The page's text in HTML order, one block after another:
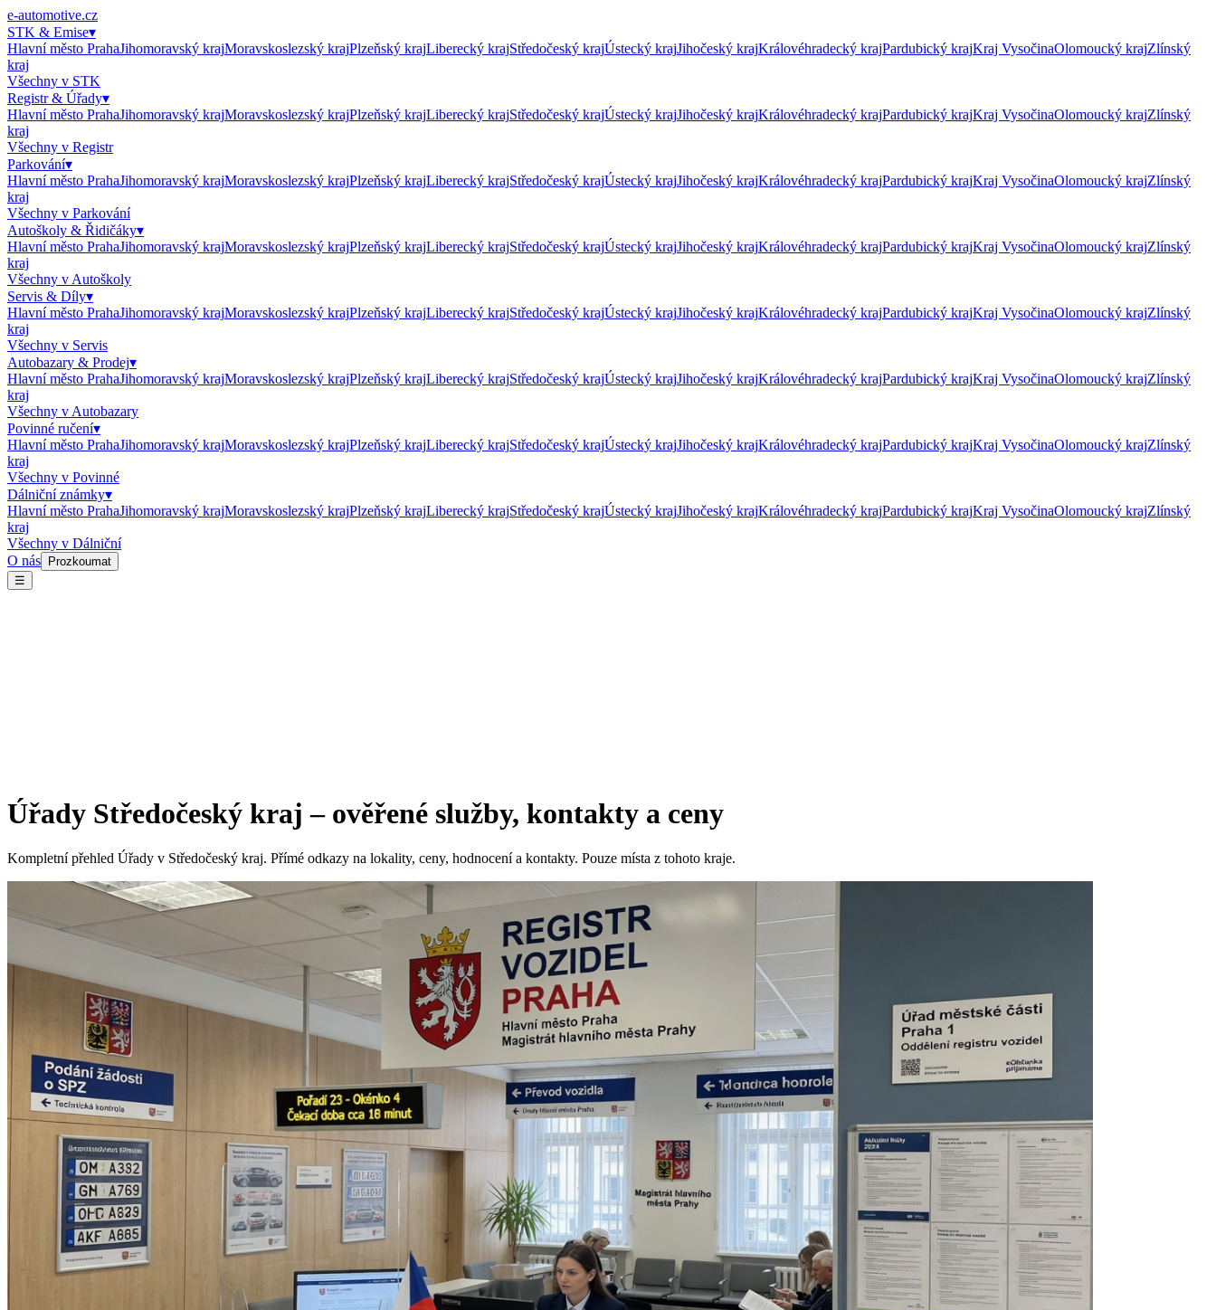
e-automotive.cz
STK & Emise▾
Hlavní město PrahaJihomoravský krajMoravskoslezský krajPlzeňský krajLiberecký krajStředočeský krajÚstecký krajJihočeský krajKrálovéhradecký krajPardubický krajKraj VysočinaOlomoucký krajZlínský
kraj
Všechny v STK
Registr & Úřady▾
Hlavní město PrahaJihomoravský krajMoravskoslezský krajPlzeňský krajLiberecký krajStředočeský krajÚstecký krajJihočeský krajKrálovéhradecký krajPardubický krajKraj VysočinaOlomoucký krajZlínský
kraj
Všechny v Registr
Parkování▾
Hlavní město PrahaJihomoravský krajMoravskoslezský krajPlzeňský krajLiberecký krajStředočeský krajÚstecký krajJihočeský krajKrálovéhradecký krajPardubický krajKraj VysočinaOlomoucký krajZlínský
kraj
Všechny v Parkování
Autoškoly & Řidičáky▾
Hlavní město PrahaJihomoravský krajMoravskoslezský krajPlzeňský krajLiberecký krajStředočeský krajÚstecký krajJihočeský krajKrálovéhradecký krajPardubický krajKraj VysočinaOlomoucký krajZlínský
kraj
Všechny v Autoškoly
Servis & Díly▾
Hlavní město PrahaJihomoravský krajMoravskoslezský krajPlzeňský krajLiberecký krajStředočeský krajÚstecký krajJihočeský krajKrálovéhradecký krajPardubický krajKraj VysočinaOlomoucký krajZlínský
kraj
Všechny v Servis
Autobazary & Prodej▾
Hlavní město PrahaJihomoravský krajMoravskoslezský krajPlzeňský krajLiberecký krajStředočeský krajÚstecký krajJihočeský krajKrálovéhradecký krajPardubický krajKraj VysočinaOlomoucký krajZlínský
kraj
Všechny v Autobazary
Povinné ručení▾
Hlavní město PrahaJihomoravský krajMoravskoslezský krajPlzeňský krajLiberecký krajStředočeský krajÚstecký krajJihočeský krajKrálovéhradecký krajPardubický krajKraj VysočinaOlomoucký krajZlínský
kraj
Všechny v Povinné
Dálniční známky▾
Hlavní město PrahaJihomoravský krajMoravskoslezský krajPlzeňský krajLiberecký krajStředočeský krajÚstecký krajJihočeský krajKrálovéhradecký krajPardubický krajKraj VysočinaOlomoucký krajZlínský
kraj
Všechny v Dálniční
O nás
Prozkoumat
☰
Úřady Středočeský kraj – ověřené služby, kontakty a ceny
Kompletní přehled Úřady v Středočeský kraj. Přímé odkazy na lokality, ceny, hodnocení a kontakty. Pouze místa z tohoto kraje.